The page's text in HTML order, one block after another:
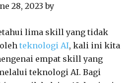
28, 2023 by
lima skill yang tidak
teknologi AI, kali ini kita
empat skill yang
teknologi AI. Bagi